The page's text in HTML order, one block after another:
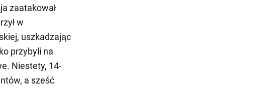
zaatakował
w
uszkadzając
przybyli na
Niestety, 14-
a sześć